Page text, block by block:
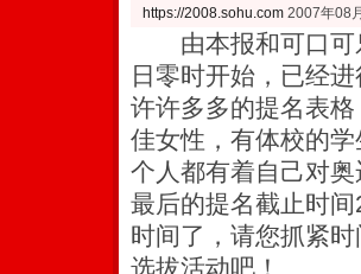
https://2008.sohu.com 2007年08
由本报和可口可
日零时开始，已经
许许多多的提名表
佳女性，有体校的
个人都有着自己对
最后的提名截止时
时间了，请您抓紧
选拔活动吧！